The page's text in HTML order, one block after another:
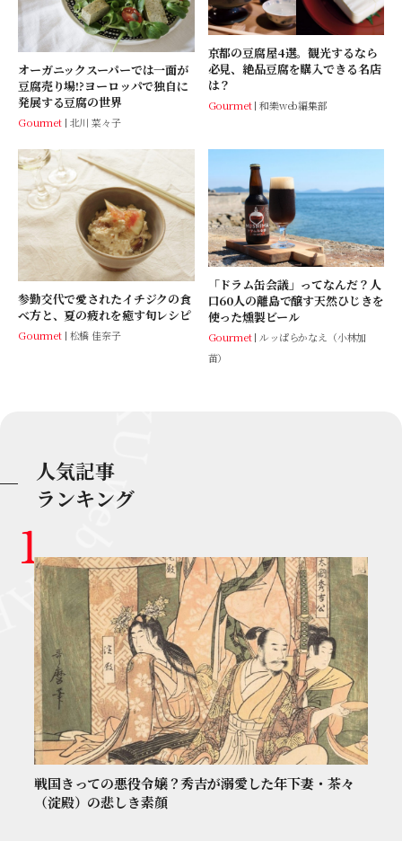
オーガニックスーパーでは一面が
豆腐売り場!?ヨーロッパで独自に
発展する豆腐の世界
Gourmet 北川 菜々子
京都の豆腐屋4選。観光するなら
必見、絶品豆腐を購入できる名店
は？
Gourmet 和樂web編集部
参勤交代で愛されたイチジクの食
べ方と、夏の疲れを癒す旬レシピ
Gourmet 松橋 佳奈子
「ドラム缶会議」ってなんだ？人
口60人の離島で醸す天然ひじきを
使った燻製ビール
Gourmet
ルッぱらかなえ（小林加
苗）
人気記事
ランキング
戦国きっての悪役令嬢？秀吉が溺愛した年下妻・茶々
（淀殿）の悲しき素顔